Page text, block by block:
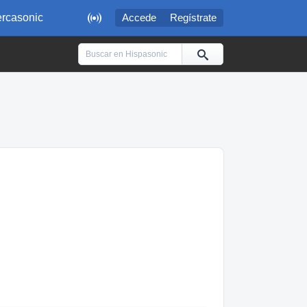
 Accede Regístrate